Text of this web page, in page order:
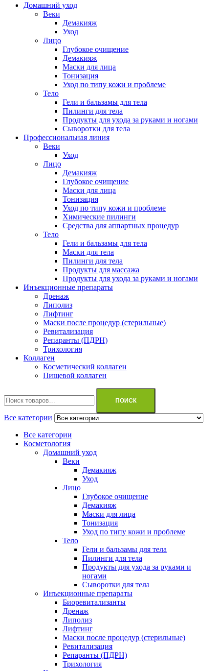
Домашний уход
Веки
Демакияж
Уход
Лицо
Глубокое очищение
Демакияж
Маски для лица
Тонизация
Уход по типу кожи и проблеме
Тело
Гели и бальзамы для тела
Пилинги для тела
Продукты для ухода за руками и ногами
Сыворотки для тела
Профессиональная линия
Веки
Уход
Лицо
Демакияж
Глубокое очищение
Маски для лица
Тонизация
Уход по типу кожи и проблеме
Химические пилинги
Средства для аппартных процедур
Тело
Гели и бальзамы для тела
Маски для тела
Пилинги для тела
Продукты для массажа
Продукты для ухода за руками и ногами
Инъекционные препараты
Дренаж
Липолиз
Лифтинг
Маски после процедур (стерильные)
Ревитализация
Репаранты (ПДРН)
Трихология
Коллаген
Косметический коллаген
Пищевой коллаген
ПОИСК
Все категории
Все категории
Косметология
Домашний уход
Веки
Демакияж
Уход
Лицо
Глубокое очищение
Демакияж
Маски для лица
Тонизация
Уход по типу кожи и проблеме
Тело
Гели и бальзамы для тела
Пилинги для тела
Продукты для ухода за руками и
ногами
Сыворотки для тела
Инъекционные препараты
Биоревитализанты
Дренаж
Липолиз
Лифтинг
Маски после процедур (стерильные)
Ревитализация
Репаранты (ПДРН)
Трихология